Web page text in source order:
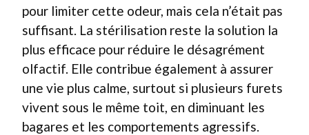
pour limiter cette odeur, mais cela n’était pas
suffisant. La stérilisation reste la solution la
plus efficace pour réduire le désagrément
olfactif. Elle contribue également à assurer
une vie plus calme, surtout si plusieurs furets
vivent sous le même toit, en diminuant les
bagares et les comportements agressifs.